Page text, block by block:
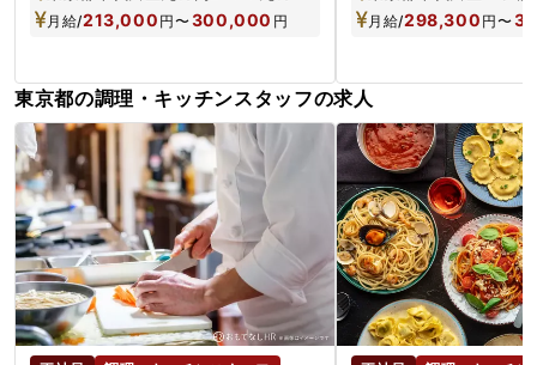
月給/213,000 円〜300,000 円 月給/298,300 円〜
東京都の調理・キッチンスタッフの求人